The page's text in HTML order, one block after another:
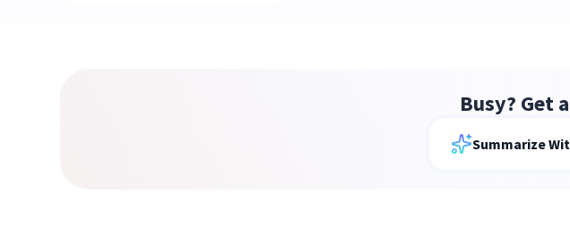
Busy? Get
Summarize